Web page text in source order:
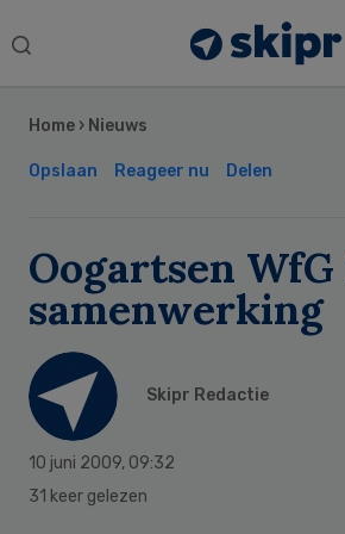
Search
Home › Nieuws
Opslaan Reageer nu Delen
Oogartsen
samenwerking
Skipr Redactie
10 juni 2009, 09:32
31 keer gelezen
Sidebar